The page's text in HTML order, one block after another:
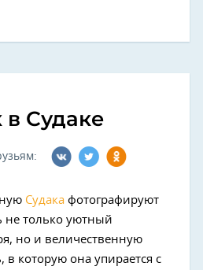
Судаке
Судака фотографируют
не только уютный
но и величественную
в которую она упирается с